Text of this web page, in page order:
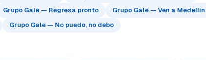
Grupo Galé — Regresa pronto
Grupo Galé — Ven a
Grupo Galé — No puedo, no debo